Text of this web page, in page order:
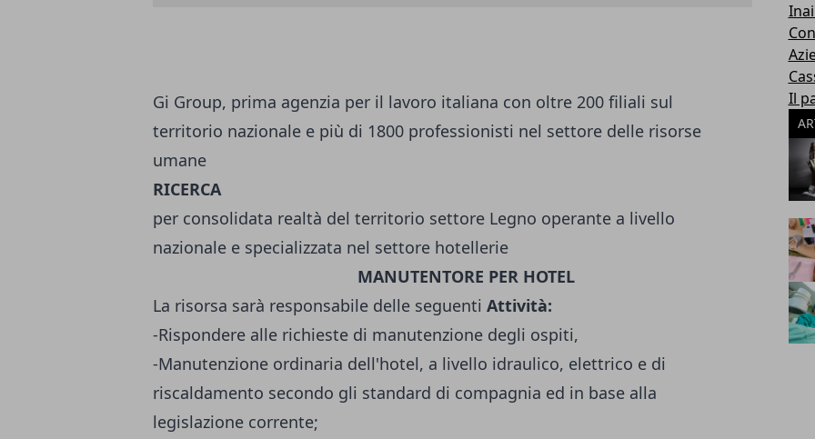
Gi Group, prima agenzia per il lavoro italiana con oltre 200 filiali sul
territorio nazionale e più di 1800 professionisti nel settore delle risorse
umane
RICERCA
per consolidata realtà del territorio settore Legno operante a livello
nazionale e specializzata nel settore hotellerie
MANUTENTORE PER HOTEL
La risorsa sarà responsabile delle seguenti Attività:
-Rispondere alle richieste di manutenzione degli ospiti,
-Manutenzione ordinaria dell'hotel, a livello idraulico, elettrico e di
riscaldamento secondo gli standard di compagnia ed in base alla
legislazione corrente;
Il